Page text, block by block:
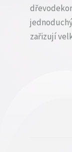
zařizují